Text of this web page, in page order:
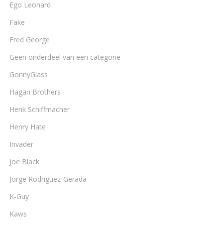
Ego Leonard
Fake
Fred George
Geen onderdeel van een categorie
GonnyGlass
Hagan Brothers
Henk Schiffmacher
Henry Hate
Invader
Joe Black
Jorge Rodriguez-Gerada
K-Guy
Kaws